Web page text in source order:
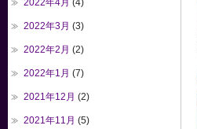
2022年4月 (4)
2022年3月 (3)
2022年2月 (2)
2022年1月 (7)
2021年12月 (2)
2021年11月 (5)